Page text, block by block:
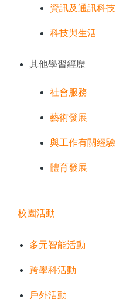
資訊及通訊科技
科技與生活
其他學習經歷
社會服務
藝術發展
與工作有關經驗
體育發展
校園活動
多元智能活動
跨學科活動
戶外活動